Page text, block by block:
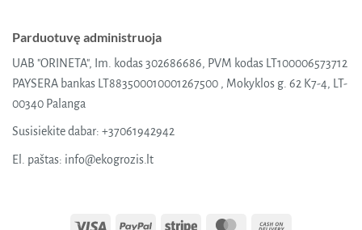
Parduotuvę administruoja
UAB "ORINETA", Im. kodas 302686686, PVM kodas LT100006573712
PAYSERA bankas LT883500010001267500 , Mokyklos g. 62 K7-4, LT-
00340 Palanga
Susisiekite dabar: +37061942942
El. paštas: info@ekogrozis.lt
Visa PayPal Stripe MasterCard